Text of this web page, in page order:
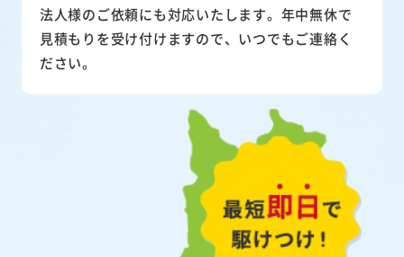
法人様のご依頼にも対応いたします。年中無休で
見積もりを受け付けますので、いつでもご連絡く
ださい。